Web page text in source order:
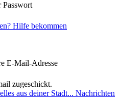
Passwort
Hilfe bekommen
E-Mail-Adresse
zugeschickt.
Nachrichten